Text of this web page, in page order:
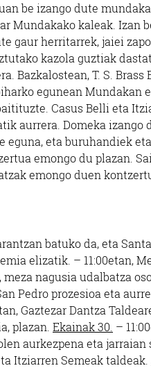
be izango dute
Mundakako kaleak. Izan
gaur herritarrek, jaiei
kazola guztiak
Bazkalostean, T. S. Brass
egunean Mundakan
Casus Belli eta
aurrera. Domeka izango
eguna, eta buruhandiek
emongo du plazan.
emongo duen
batuko da, eta
elizatik. – 11:00etan,
meza nagusia udalbatza
Pedro prozesioa eta
Gaztezar Dantza
plazan. Ekainak 30. –
aurkezpena eta jarraian
Itziarren Semeak taldeak.